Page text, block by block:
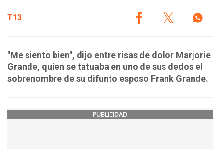
T13
"Me siento bien", dijo entre risas de dolor Marjorie
Grande, quien se tatuaba en uno de sus dedos el
sobrenombre de su difunto esposo Frank Grande.
PUBLICIDAD